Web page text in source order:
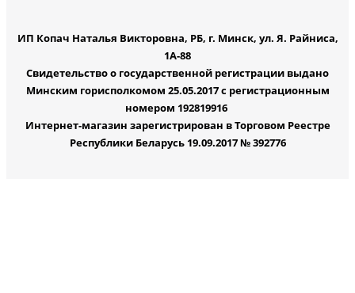
ИП Копач Наталья Викторовна, РБ, г. Минск, ул. Я. Райниса,
1А-88
Свидетельство о государственной регистрации выдано
Минским горисполкомом 25.05.2017 с регистрационным
номером 192819916
Интернет-магазин зарегистрирован в Торговом Реестре
Республики Беларусь 19.09.2017 № 392776